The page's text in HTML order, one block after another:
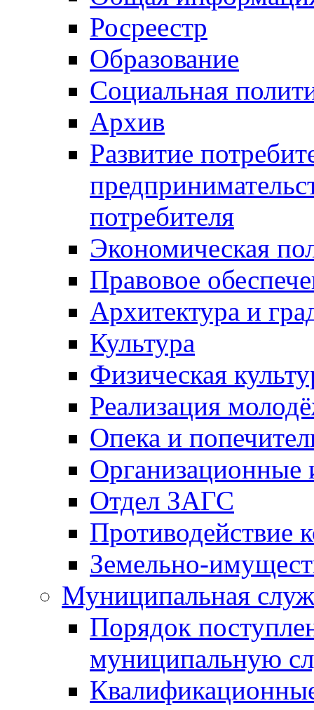
Росреестр
Образование
Социальная
Архив
Развитие
потребителя
Экономическая
Правовое
Архитектура и
Культура
Физическая
Реализация
Опека и
Отдел ЗАГС
Противодействие
Земельно-
Муниципальная
Порядок
муниципальную